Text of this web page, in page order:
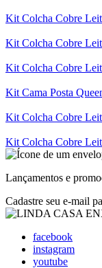
Kit Colcha Cobre
Kit Colcha Cobre
Kit Colcha Cobre
Kit Cama Posta
Kit Colcha Cobre
Kit Colcha Cobre
Lançamentos e
Cadastre seu e-mail
facebook
instagram
youtube